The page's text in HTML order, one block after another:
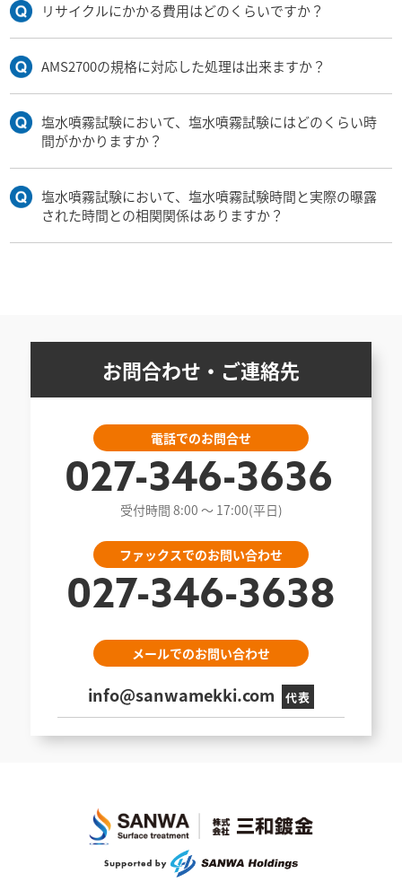
リサイクルにかかる費用はどのくらいですか？
AMS2700の規格に対応した処理は出来ますか？
塩水噴霧試験において、塩水噴霧試験にはどのくらい時
間がかかりますか？
塩水噴霧試験において、塩水噴霧試験時間と実際の曝露
された時間との相関関係はありますか？
お問合わせ・ご連絡先
電話でのお問合せ
027-346-3636
受付時間 8:00 〜 17:00(平日)
ファックスでのお問い合わせ
027-346-3638
メールでのお問い合わせ
info@sanwamekki.com 代表